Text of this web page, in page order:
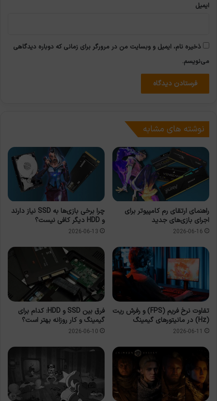
ایمیل
ذخیره نام، ایمیل و وبسایت من در مرورگر برای زمانی که دوباره دیدگاهی
می‌نویسم.
نوشته های مشابه
راهنمای ارتقای رم کامپیوتر برای
اجرای بازی‌های جدید
2026-06-16
چرا برخی بازی‌ها به SSD نیاز دارند
و HDD دیگر کافی نیست؟
2026-06-13
تفاوت نرخ فریم (FPS) و رفرش ریت
(Hz) در مانیتورهای گیمینگ
2026-06-11
فرق بین SSD و HDD: کدام برای
گیمینگ و کار روزانه بهتر است؟
2026-06-10